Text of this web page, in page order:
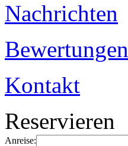
Nachrichten
Bewertungen
Kontakt
Reservieren
Anreise: